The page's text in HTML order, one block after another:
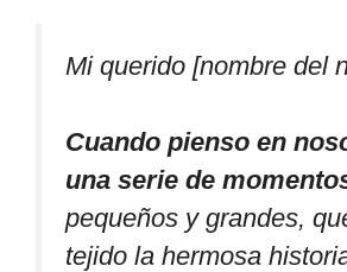
Mi querido [nombre del
Cuando pienso en
una serie de
pequeños y grandes,
tejido la hermosa